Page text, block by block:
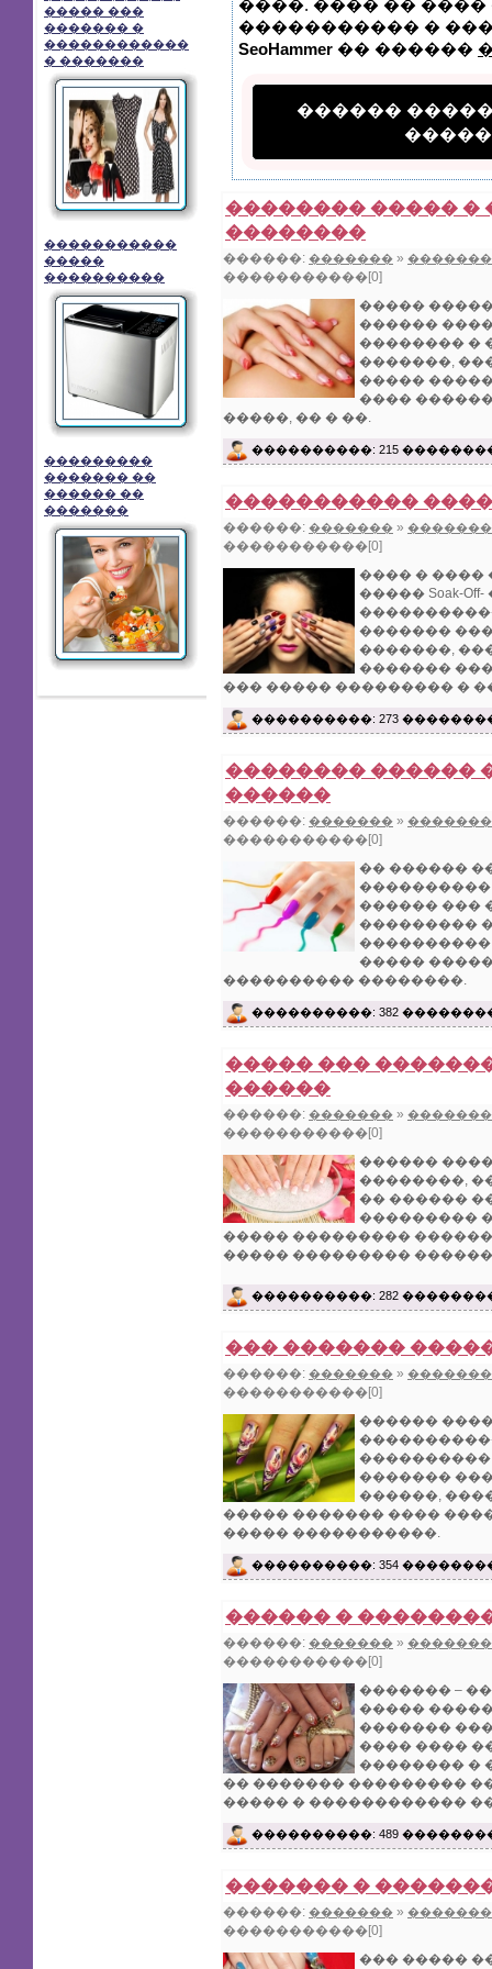
����� ���
������� �
������������
� �������
�����������
�����
����������
���������
������� ��
������ ��
�������
����. ���� ��
����������� �
SeoHammer �� ������
������
�����
�������� ����� �
��������
������: ������� » �������
�����������[0]
�����
������
�������� �
�������,
�����
����
�����, �� � ��.
����������: 215
�����������
������: ������� » �������
�����������[0]
���� � ����
����� Soak-
�������
�������,
�������
��� ����� ��������� �
������.
����������: 273
�������� ������
������
������: ������� » �������
�����������[0]
�� ������
������ ���
���������
�����
���������� ��������.
����������: 382
����� ���
������
������: ������� » �������
�����������[0]
������
��������,
�� ������
���������
����� ���������
����� ���������
����������: 282
��� �������
������: ������� » �������
�����������[0]
������
�������
������,
����� ������� ����
����� �����������.
����������: 354
������ �
������: ������� » �������
�����������[0]
������� –
�����
�������
���� ����
�������� �
�� ������� ���������
����� � ������������
����������: 489
������� �
������: ������� » �������
�����������[0]
��� �����